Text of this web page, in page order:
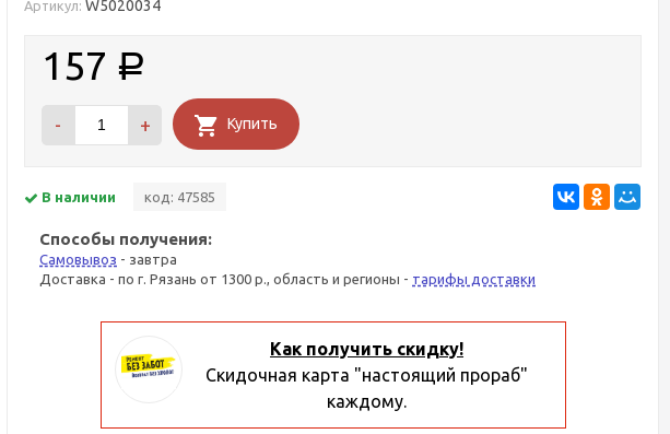
Артикул: W5020034
157 Р
- + Купить
В наличии код: 47585
Способы получения:
Самовывоз - завтра
Доставка - по г. Рязань от 1300 р., область и регионы - тарифы доставки
Как получить скидку!
Скидочная карта "настоящий прораб"
каждому.